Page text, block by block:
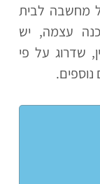
מחשבה לבית
עצמה, יש
שדרוג על פי
נוספים.